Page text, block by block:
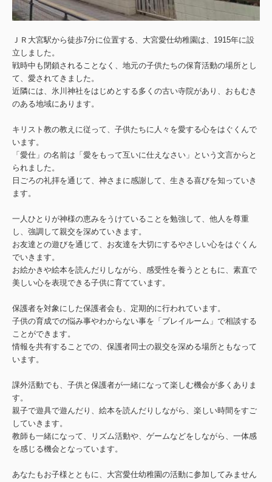
ＪＲ大宮駅から徒歩7分に位置する、大宮愛仕幼稚園は、1915年に設
立しました。
戦時中も閉鎖されることなく、地元の子供たちの保育活動の場所とし
て、愛されてきました。
近隣には、氷川神社をはじめとする多くの古い寺院があり、おもむき
のある地域にあります。
キリスト教の教えに従って、子供たちに人々を愛する心をはぐくんで
います。
「愛仕」の名前は「愛をもって互いに仕えなさい」という文言からと
られました。
日ごろの礼拝を通じて、神さまに感謝して、生きる喜びを知っていき
ます。
一人ひとりが神様の恵みをうけていることを勉強して、他人を尊重
し、強調して親交を深めていきます。
お友達との遊びを通じて、お友達を大切にするやさしい心をはぐくん
でいきます。
お絵かきや絵本を読んだりしながら、感受性を養うとともに、素直で
美しい心を表現できる子供に育てています。
保護者を対象にした保護者会も、定期的に行われています。
子供の育成での悩み事やわからない事を「プレイルーム」で相談する
ことができます。
情報を共有することでの、保護者同士の親交を深める場所ともなって
います。
課外活動でも、子供と保護者が一緒になって楽しむ機会が多くありま
す。
親子で遊具で遊んだり、絵本を読んだりしながら、楽しい時間をすご
していきます。
教師も一緒になって、リズム活動や、ゲームなどをしながら、一体感
を感じる機会となっています。
あなたもお子様とともに、大宮愛仕幼稚園の活動に参加してみません